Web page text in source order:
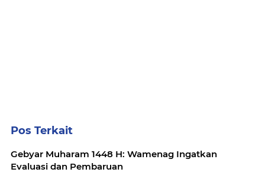
Pos Terkait
Gebyar Muharam 1448 H: Wamenag Ingatkan
Evaluasi dan Pembaruan